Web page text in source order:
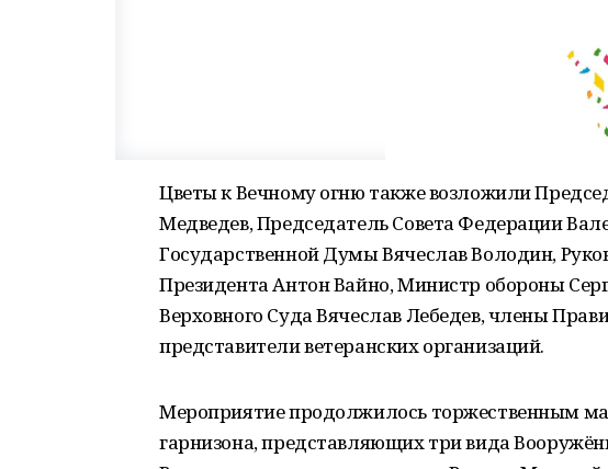
Цветы к Вечному огню также возложили
Медведев, Председатель Совета Федерации
Государственной Думы Вячеслав Володин,
Президента Антон Вайно, Министр обороны
Верховного Суда Вячеслав Лебедев, члены
представители ветеранских организаций.
Мероприятие продолжилось торжественным
гарнизона, представляющих три вида